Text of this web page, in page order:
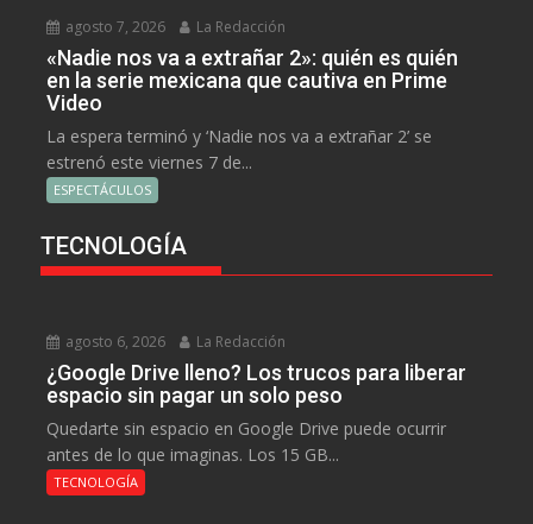
agosto 7, 2026 La Redacción
«Nadie nos va a extrañar 2»: quién es quién
en la serie mexicana que cautiva en Prime
Video
La espera terminó y ‘Nadie nos va a extrañar 2’ se
estrenó este viernes 7 de...
ESPECTÁCULOS
TECNOLOGÍA
agosto 6, 2026 La Redacción
¿Google Drive lleno? Los trucos para liberar
espacio sin pagar un solo peso
Quedarte sin espacio en Google Drive puede ocurrir
antes de lo que imaginas. Los 15 GB...
TECNOLOGÍA